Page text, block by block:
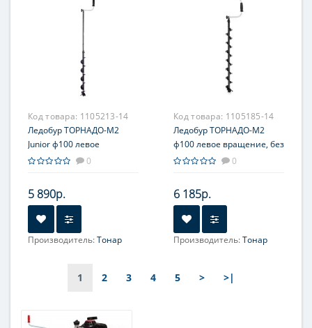
Код товара: 1105213-14
Ледобур ТОРНАДО-М2
Junior ф100 левое
вращение, без чехла (LT-
0
5 890р.
Производитель:Тонар
Код товара: 1105185-14
Ледобур ТОРНАДО-М2
ф100 левое вращение, без
чехла (LT-100L-1) Тонар
0
6 185р.
Производитель:Тонар
1 2 3 4 5 > >|